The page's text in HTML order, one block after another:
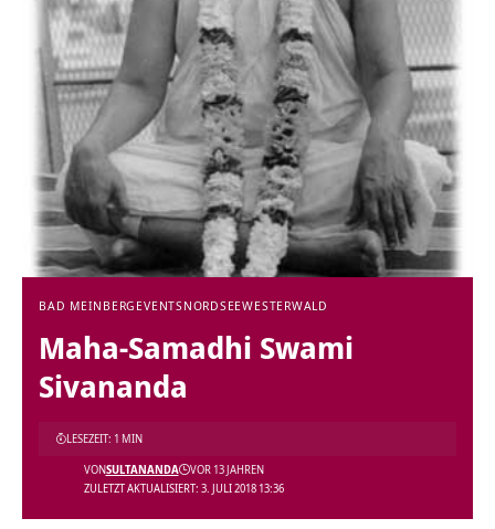
BAD MEINBERG EVENTSNORDSEEWESTERWALD
Maha-Samadhi Swami
Sivananda
ZULETZT AKTUALISIERT: 3. JULI 2018 13:36
VONSULTANANDA VOR 13 JAHREN
LESEZEIT: 1 MIN